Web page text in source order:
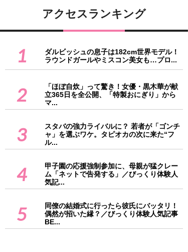
アクセスランキング
1
ダルビッシュの息子は182cm世界モデル！
ラウンドガールやミスコン美女も…プロ...
2
「ほぼ自炊」って驚き！女優・黒木華が献
立365日を全公開、「特製おにぎり」から
マ...
3
スタバの強力ライバルに？ 若者が「ゴンチ
ャ」を選ぶワケ。タピオカの次に来た“フ
ル...
4
甲子園の応援強制参加に、母親が猛クレー
ム「ネットで告発する」／びっくり体験人
気記...
5
同僚の結婚式に行ったら彼氏にバッタリ！
偶然が招いた縁？／びっくり体験人気記事
BE...